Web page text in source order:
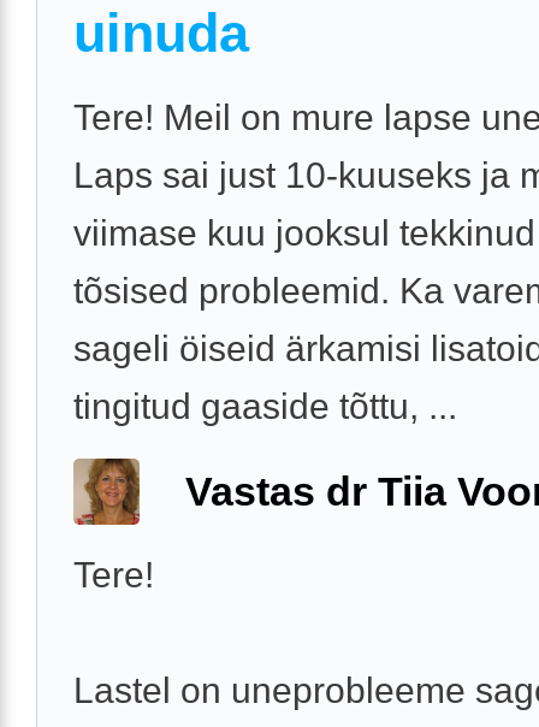
uinuda
Tere! Meil on mure lapse
Laps sai just 10-kuuseks ja
viimase kuu jooksul
tõsised probleemid. Ka
sageli öiseid ärkamisi
tingitud gaaside tõttu, ...
Vastas dr Tiia
Tere!
Lastel on uneprobleeme